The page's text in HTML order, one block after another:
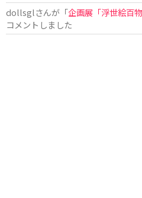
dollsglさんが「企画展「浮世絵百
コメントしました